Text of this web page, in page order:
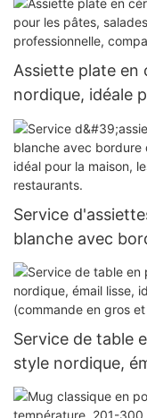
Assiette plate en
nordique, idéale
soupes.
compatible lave-
Service
blanche avec
et écologique,
événements, les
Service de table
style nordique,
et hôtels
quantité, qualité